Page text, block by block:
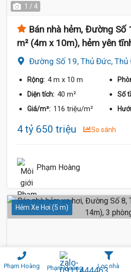
Phạm Hoàng Phạm Hoàng Lọc nhà
1 / 4
Bán nhà hẻm, Đường
m² (4m x 10m), hẻm yên
Đường Số 19, Thủ Đức,
Rộng: 4 m x 10 m
Diện tích: 40 m² Số
Giá/m²: 116 triệu/m²
4 tỷ 650 triệu So sánh
Phạm Hoàng
Hẻm Xe Hơi (5 m)